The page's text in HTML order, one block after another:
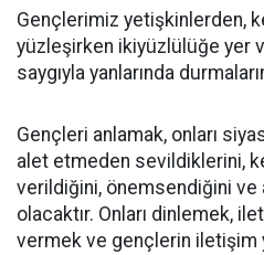
Gençlerimiz yetişkinlerden,
yüzleşirken ikiyüzlülüğe yer
saygıyla yanlarında
Gençleri anlamak, onları
alet etmeden sevildiklerini,
verildiğini, önemsendiğini ve
olacaktır. Onları dinlemek,
vermek ve gençlerin iletişim